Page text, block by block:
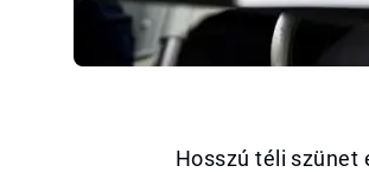
Hosszú téli szünet